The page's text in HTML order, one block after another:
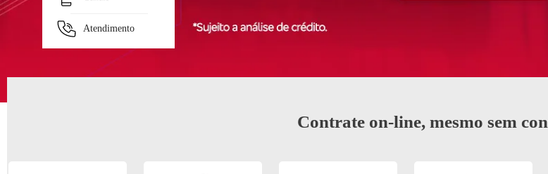
Separamos para você
Antecipação Imposto de renda
Dívidas
Contrate on-line, mesmo sem
Atendimento